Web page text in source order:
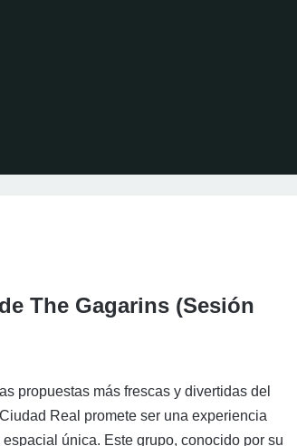
The Gagarins (Sesión
propuestas más frescas y divertidas del
Real promete ser una experiencia
única. Este grupo, conocido por su